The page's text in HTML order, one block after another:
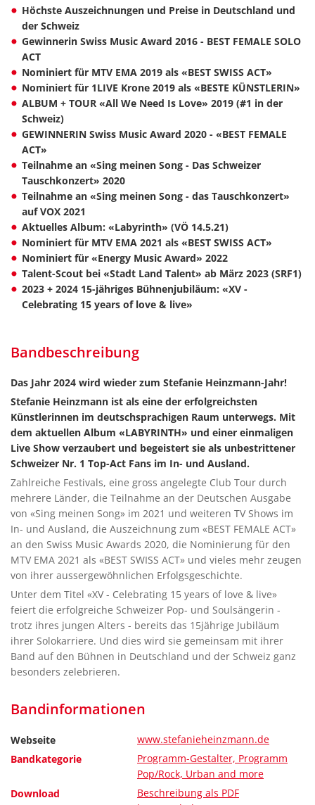
Höchste Auszeichnungen und Preise in Deutschland und
der Schweiz
Gewinnerin Swiss Music Award 2016 - BEST FEMALE SOLO
ACT
Nominiert für MTV EMA 2019 als «BEST SWISS ACT»
Nominiert für 1LIVE Krone 2019 als «BESTE KÜNSTLERIN»
ALBUM + TOUR «All We Need Is Love» 2019 (#1 in der
Schweiz)
GEWINNERIN Swiss Music Award 2020 - «BEST FEMALE
ACT»
Teilnahme an «Sing meinen Song - Das Schweizer
Tauschkonzert» 2020
Teilnahme an «Sing meinen Song - das Tauschkonzert»
auf VOX 2021
Aktuelles Album: «Labyrinth» (VÖ 14.5.21)
Nominiert für MTV EMA 2021 als «BEST SWISS ACT»
Nominiert für «Energy Music Award» 2022
Talent-Scout bei «Stadt Land Talent» ab März 2023 (SRF1)
2023 + 2024 15-jähriges Bühnenjubiläum: «XV -
Celebrating 15 years of love & live»
Bandbeschreibung
Das Jahr 2024 wird wieder zum Stefanie Heinzmann-Jahr!
Stefanie Heinzmann ist als eine der erfolgreichsten
Künstlerinnen im deutschsprachigen Raum unterwegs. Mit
dem aktuellen Album «LABYRINTH» und einer einmaligen
Live Show verzaubert und begeistert sie als unbestrittener
Schweizer Nr. 1 Top-Act Fans im In- und Ausland.
Zahlreiche Festivals, eine gross angelegte Club Tour durch
mehrere Länder, die Teilnahme an der Deutschen Ausgabe
von «Sing meinen Song» im 2021 und weiteren TV Shows im
In- und Ausland, die Auszeichnung zum «BEST FEMALE ACT»
an den Swiss Music Awards 2020, die Nominierung für den
MTV EMA 2021 als «BEST SWISS ACT» und vieles mehr zeugen
von ihrer aussergewöhnlichen Erfolgsgeschichte.
Unter dem Titel «XV - Celebrating 15 years of love & live»
feiert die erfolgreiche Schweizer Pop- und Soulsängerin -
trotz ihres jungen Alters - bereits das 15jährige Jubiläum
ihrer Solokarriere. Und dies wird sie gemeinsam mit ihrer
Band auf den Bühnen in Deutschland und der Schweiz ganz
besonders zelebrieren.
Bandinformationen
Webseite
www.stefanieheinzmann.de
Bandkategorie
Programm-Gestalter, Programm
Pop/Rock, Urban and more
Download
Beschreibung als PDF